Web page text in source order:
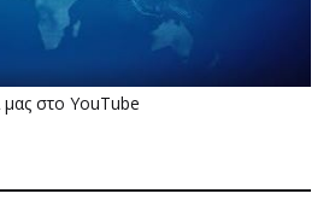
μας στο YouTube